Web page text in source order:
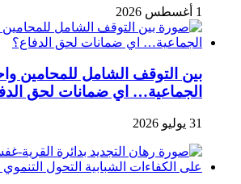
1 أغسطس 2026
بين التوقف الشامل للمحامين
الجماعية… اي ضمانات لحق
31 يوليو 2026